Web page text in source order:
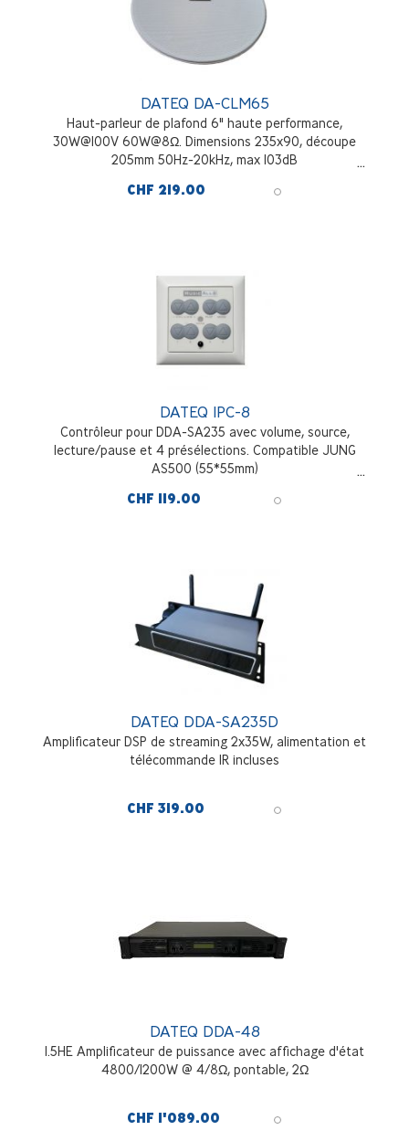
DATEQ DA-CLM65
Haut-parleur de plafond 6" haute performance,
30W@100V 60W@8Ω. Dimensions 235x90, découpe
205mm 50Hz-20kHz, max 103dB
CHF 219.00
DATEQ IPC-8
Contrôleur pour DDA-SA235 avec volume, source,
lecture/pause et 4 présélections. Compatible JUNG
AS500 (55*55mm)
CHF 119.00
DATEQ DDA-SA235D
Amplificateur DSP de streaming 2x35W, alimentation et
télécommande IR incluses
CHF 319.00
DATEQ DDA-48
1.5HE Amplificateur de puissance avec affichage d'état
4800/1200W @ 4/8Ω, pontable, 2Ω
CHF 1'089.00